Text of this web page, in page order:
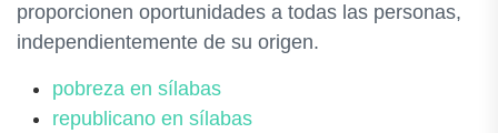
proporcionen oportunidades a todas las personas,
independientemente de su origen.
pobreza en sílabas
republicano en sílabas